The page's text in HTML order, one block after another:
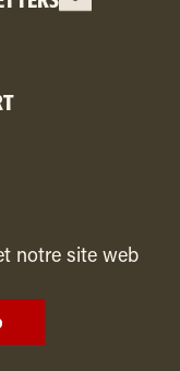
notre site web